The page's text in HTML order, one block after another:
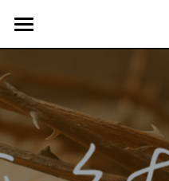
首頁
歷史簡介
教會核心價值
Harvest Vancouver
簡介
團契生活